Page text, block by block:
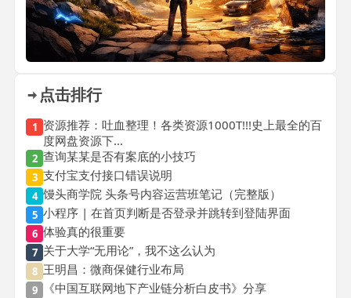
点击排行
1 资源推荐：吐血整理！各类资源1000T!!!史上最全的百
度网盘资源下...
2 查询某某是否有案底的小技巧
3 支付宝支付接口错误说明
4 馒头商学院 头条号内容运营班笔记（完整版）
5 小程序 | 在首页判断是否登录并跳转到登陆界面
6 体验真的很重要
7 关于大学“无用论”，我不这么认为
8 王明昌：微商保健行业布局
9 《中国互联网地下产业链分析白皮书》分享